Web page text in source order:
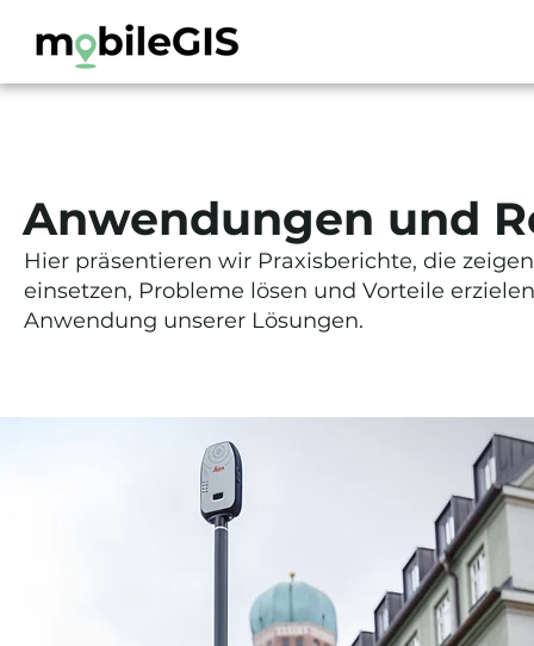
Anwendungen und
Hier präsentieren wir Praxisberichte, die
einsetzen, Probleme lösen und Vorteile
Anwendung unserer Lösungen.